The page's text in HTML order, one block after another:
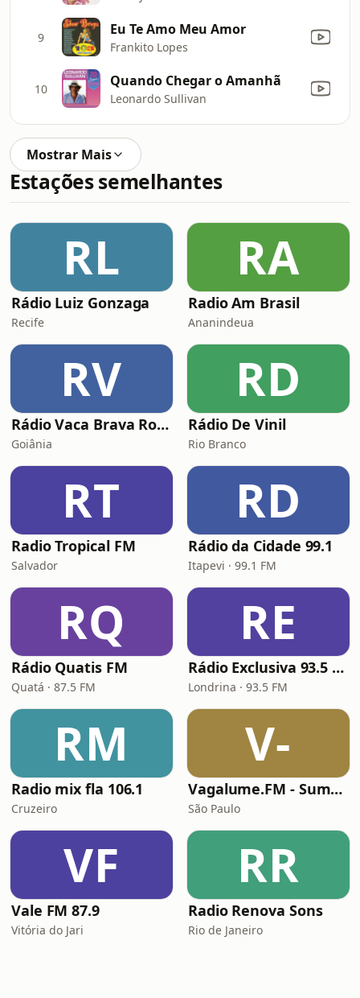
9 Eu Te Amo Meu Amor
Frankito Lopes
10 Quando Chegar o Amanhã
Leonardo Sullivan
Mostrar Mais
Estações semelhantes
RL
Rádio Luiz Gonzaga
Recife
RA
Radio Am Brasil
Ananindeua
RV
Rádio Vaca Brava Rock
Goiânia
RD
Rádio De Vinil
Rio Branco
RT
Radio Tropical FM
Salvador
RD
Rádio da Cidade 99.1
Itapevi · 99.1 FM
RQ
Rádio Quatis FM
Quatá · 87.5 FM
RE
Rádio Exclusiva 93.5 FM
Londrina · 93.5 FM
RM
Radio mix fla 106.1
Cruzeiro
V-
Vagalume.FM - Summer
São Paulo
VF
Vale FM 87.9
Vitória do Jari
RR
Radio Renova Sons
Rio de Janeiro